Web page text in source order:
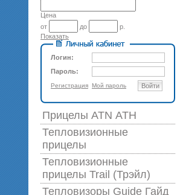
Цена
от
до
р.
Показать
Логин:
Пароль:
Регистрация Мой пароль Войти
Прицелы ATN АТН
Тепловизионные
прицелы
Тепловизионные
прицелы Trail (Трэйл)
Тепловизоры Guide Гайд